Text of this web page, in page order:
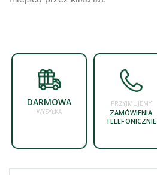
DARMOWA
WYSYŁKA
PRZYJMUJEMY
ZAMÓWIENIA
TELEFONICZNIE